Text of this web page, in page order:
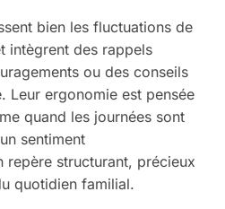
bien les fluctuations de
intègrent des rappels
ou des conseils
Leur ergonomie est pensée
quand les journées sont
sentiment
repère structurant, précieux
quotidien familial.